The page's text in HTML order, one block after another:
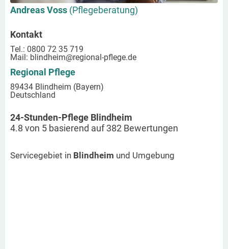
Andreas Voss (Pflegeberatung)
Kontakt
Tel.: 0800 72 35 719
Mail: blindheim@regional-pflege.de
Regional Pflege
89434 Blindheim (Bayern)
Deutschland
24-Stunden-Pflege Blindheim
4.8 von 5 basierend auf382 Bewertungen
Servicegebiet in Blindheim und Umgebung